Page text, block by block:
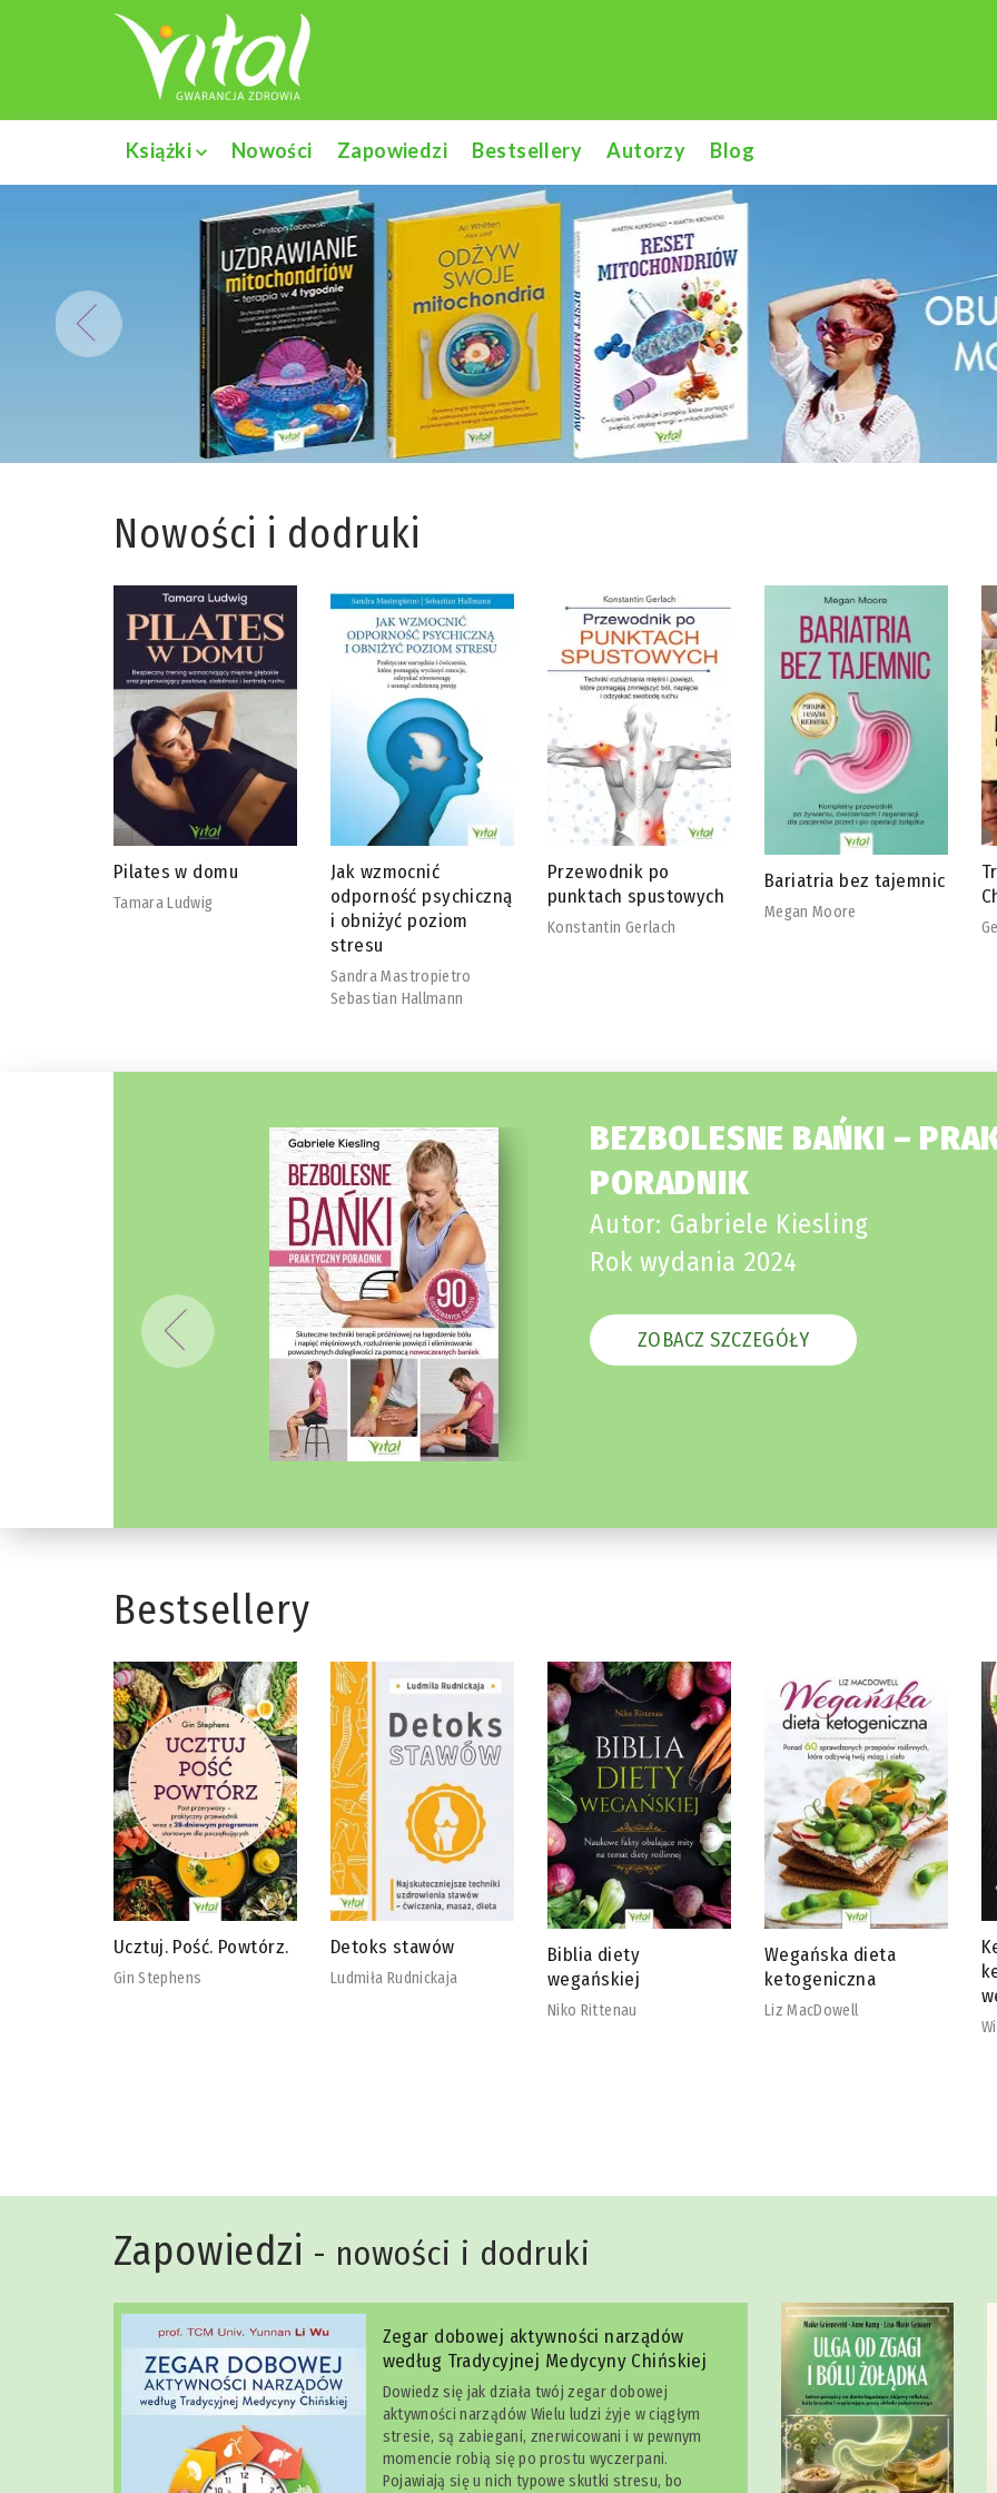
Książki Nowości Zapowiedzi Bestsellery Autorzy Blog
Nowości i dodruki
Jak wzmocnić
odporność psychiczną
Przewodnik po
punktach spustowych
Konstantin Gerlach
Bariatria bez tajemnic
Megan Moore
Tradycyjna Medycyna
BEZBOLESNE BAŃKI –
PORADNIK
Autor: Gabriele Kiesling
Rok wydania 2024
ZOBACZ SZCZEGÓŁY
Bestsellery
Detoks stawów
Ludmiła Rudnickaja
Biblia diety
wegańskiej
Wegańska dieta
ketogeniczna
Liz MacDowell
Ketotarianin – dieta
ketogeniczna dla
wegetarian
Zapowiedzi - nowości i dodruki
Zegar dobowej aktywności narządów
według Tradycyjnej Medycyny Chińskiej
Dowiedz się jak działa twój zegar dobowej
aktywności narządów Wielu ludzi żyje w ciągłym
stresie, są zabiegani, znerwicowani i w pewnym
momencie robią się po prostu wyczerpani.
Pojawiają się u nich typowe skutki stresu, bo